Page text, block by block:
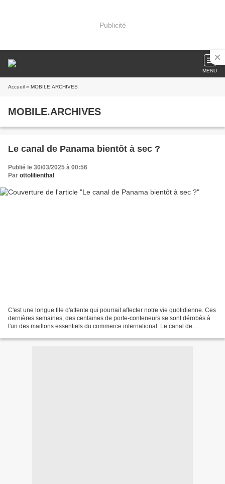
Publicité
MENU
Accueil » MOBILE.ARCHIVES
MOBILE.ARCHIVES
Le canal de Panama bientôt à sec ?
Publié le 30/03/2025 à 00:56
Par ottolilienthal
C'est une longue file d'attente qui pourrait affecter notre vie quotidienne. Ces
dernières semaines, des centaines de porte-conteneurs se sont dérobés à
l'un des maillons essentiels du commerce international. Le canal de